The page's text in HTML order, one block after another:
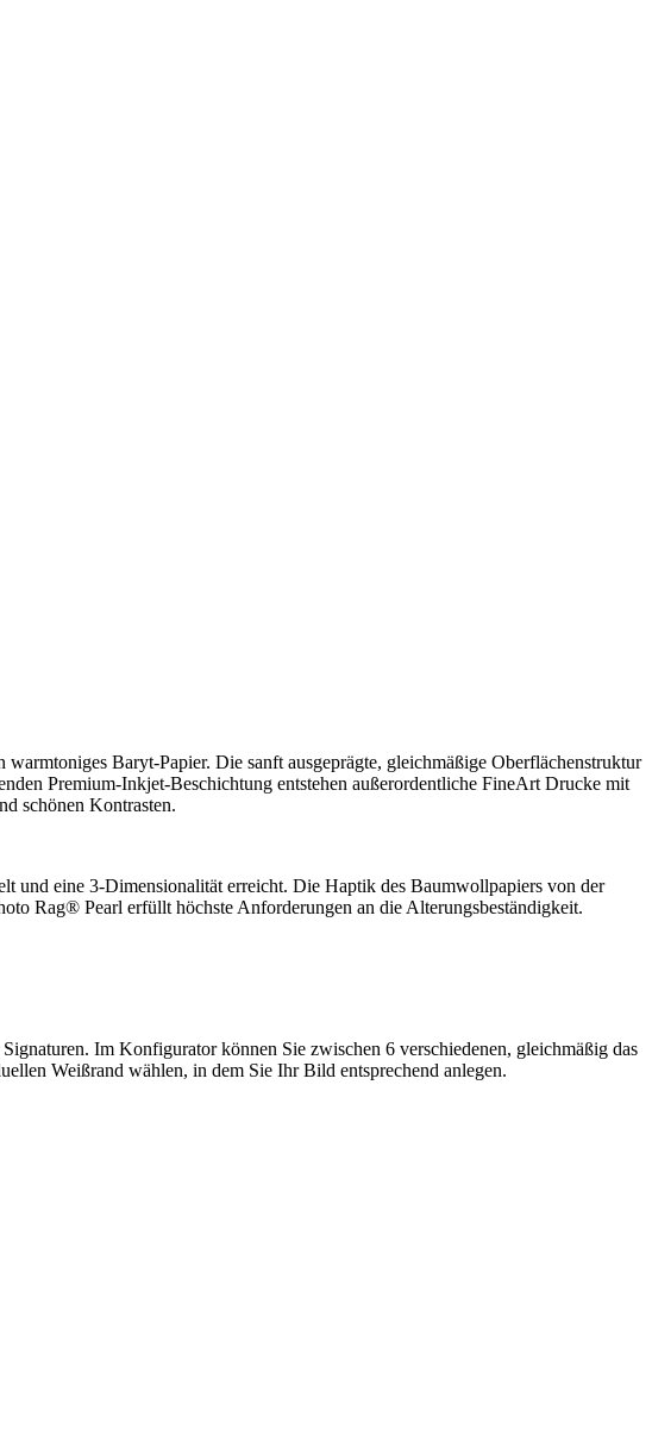
Baryt-Papier. Die sanft ausgeprägte, gleichmäßige Oberflächenstruktur
Premium-Inkjet-Beschichtung entstehen außerordentliche FineArt Drucke mit
schönen Kontrasten.
und eine 3-Dimensionalität erreicht. Die Haptik des Baumwollpapiers von der
Rag® Pearl erfüllt höchste Anforderungen an die Alterungsbeständigkeit.
Im Konfigurator können Sie zwischen 6 verschiedenen, gleichmäßig das
Weißrand wählen, in dem Sie Ihr Bild entsprechend anlegen.